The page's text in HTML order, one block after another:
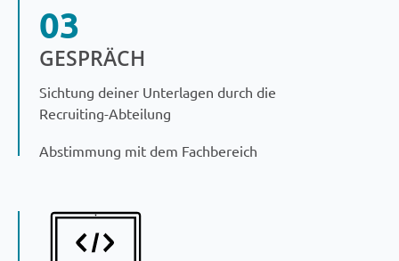
03
GESPRÄCH
Sichtung deiner Unterlagen durch die
Recruiting-Abteilung
Abstimmung mit dem Fachbereich